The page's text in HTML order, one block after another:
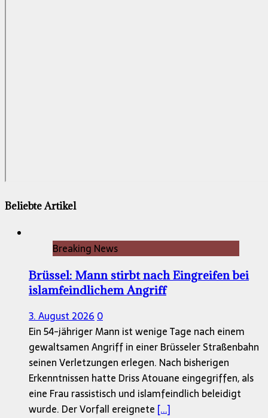
Beliebte Artikel
Breaking News
Brüssel: Mann stirbt nach Eingreifen bei
islamfeindlichem Angriff
3. August 20260
Ein 54-jähriger Mann ist wenige Tage nach einem
gewaltsamen Angriff in einer Brüsseler Straßenbahn
seinen Verletzungen erlegen. Nach bisherigen
Erkenntnissen hatte Driss Atouane eingegriffen, als
eine Frau rassistisch und islamfeindlich beleidigt
wurde. Der Vorfall ereignete [...]